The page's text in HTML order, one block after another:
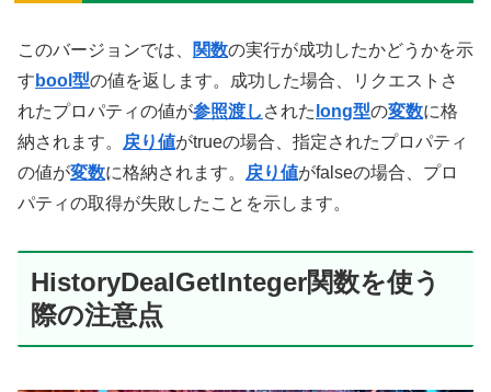
このバージョンでは、 関数の実行が成功したかどうかを示
す bool型の値を返します。成功した場合、リクエストさ
れたプロパティの値が参照渡し された long型の変数に格
納されます。 戻り値がtrueの場合、指定されたプロパティ
の値が変数に格納されます。 戻り値がfalseの場合、プロ
パティの取得が失敗したことを示します。
HistoryDealGetInteger関数を使う
際の注意点